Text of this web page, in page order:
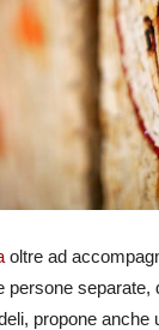
oltre ad
persone separate,
propone anche